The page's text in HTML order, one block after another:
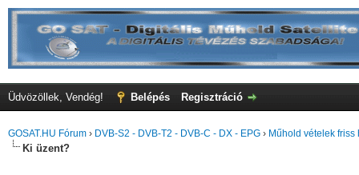
Üdvözöllek, Vendég! Belépés Regisztráció
GOSAT.HU Fórum › DVB-S2 - DVB-T2 - DVB-C - DX - EPG › Műhold vételek friss
Ki üzent?